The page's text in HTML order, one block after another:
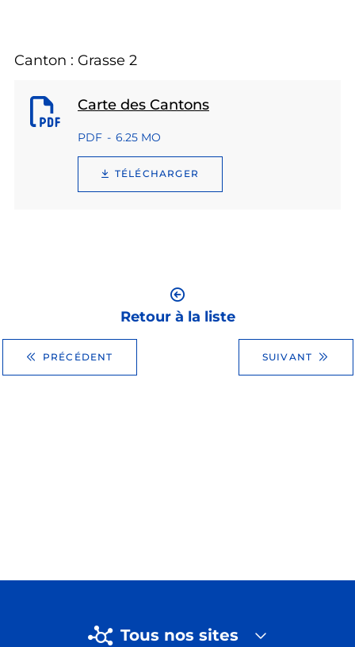
Canton : Grasse 2
Carte des Cantons
PDF 6.25 MO
TÉLÉCHARGER
PRÉCÉDENT
Retour à la liste
SUIVANT
Tous nos sites